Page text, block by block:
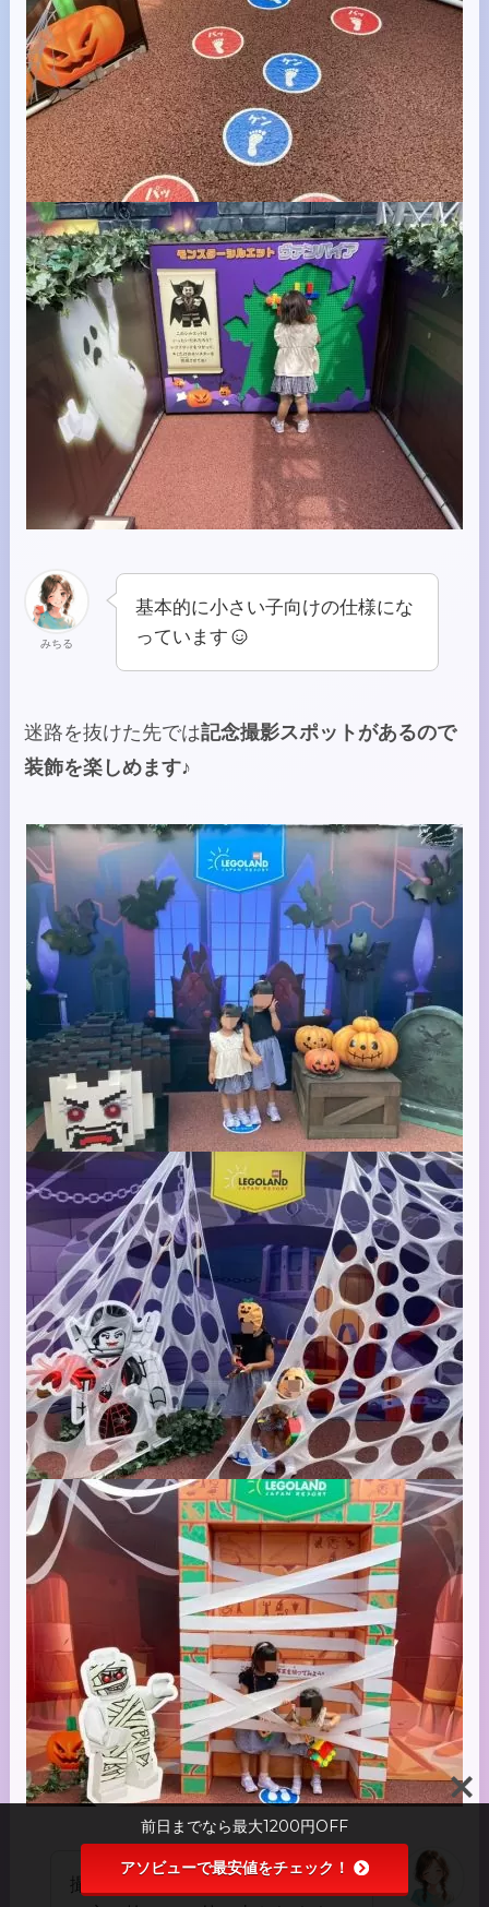
みちる
基本的に小さい子向けの仕様にな
っています
迷路を抜けた先では記念撮影スポットがあるので
装飾を楽しめます♪
撮影時は少し並ぶので、撮影しな
前日までなら最大1200円OFF
アソビューで最安値をチェック！